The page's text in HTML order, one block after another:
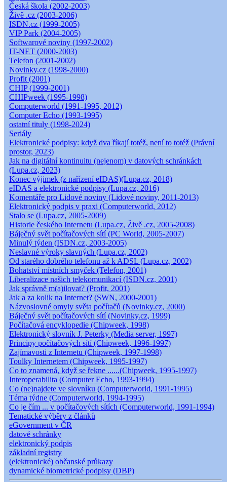
Česká škola (2002-2003)
Živě .cz (2003-2006)
ISDN.cz (1999-2005)
VIP Park (2004-2005)
Softwarové noviny (1997-2002)
IT-NET (2000-2003)
Telefon (2001-2002)
Novinky.cz (1998-2000)
Profit (2001)
CHIP (1999-2001)
CHIPweek (1995-1998)
Computerworld (1991-1995, 2012)
Computer Echo (1993-1995)
ostatní tituly (1998-2024)
Seriály
Elektronické podpisy: když dva říkají totéž, není to totéž (Právní
prostor, 2023)
Jak na digitální kontinuitu (nejenom) v datových schránkách
(Lupa.cz, 2023)
Konec výjimek (z nařízení eIDAS)(Lupa.cz, 2018)
eIDAS a elektronické podpisy (Lupa.cz, 2016)
Komentáře pro Lidové noviny (Lidové noviny, 2011-2013)
Elektronický podpis v praxi (Computerworld, 2012)
Stalo se (Lupa.cz, 2005-2009)
Historie českého Internetu (Lupa.cz, Živě .cz, 2005-2008)
Báječný svět počítačových sítí (PC World, 2005-2007)
Minulý týden (ISDN.cz, 2003-2005)
Neslavné výroky slavných (Lupa.cz, 2002)
Od starého dobrého telefonu až k ADSL (Lupa.cz, 2002)
Bohatství místních smyček (Telefon, 2001)
Liberalizace našich telekomunikací (ISDN.cz, 2001)
Jak správně m(a)ilovat? (Profit, 2001)
Jak a za kolik na Internet? (SWN, 2000-2001)
Názvoslovné omyly světa počítačů (Novinky.cz, 2000)
Báječný svět počítačových sítí (Novinky.cz, 1999)
Počítačová encyklopedie (Chipweek, 1998)
Elektronický slovník J. Peterky (Media server, 1997)
Principy počítačových sítí (Chipweek, 1996-1997)
Zajímavosti z Internetu (Chipweek, 1997-1998)
Toulky Internetem (Chipweek, 1995-1997)
Co to znamená, když se řekne ......(Chipweek, 1995-1997)
Interoperabilita (Computer Echo, 1993-1994)
Co (ne)najdete ve slovníku (Computerworld, 1991-1995)
Téma týdne (Computerworld, 1994-1995)
Co je čím ... v počítačových sítích (Computerworld, 1991-1994)
Tematické výběry z článků
eGovernment v ČR
datové schránky
elektronický podpis
základní registry
(elektronické) občanské průkazy
dynamické biometrické podpisy (DBP)